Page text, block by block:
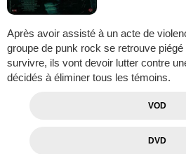
Après avoir assisté à un acte de
groupe de punk rock se retrouve
survivre, ils vont devoir lutter contre
décidés à éliminer tous les témoins.
VOD
DVD